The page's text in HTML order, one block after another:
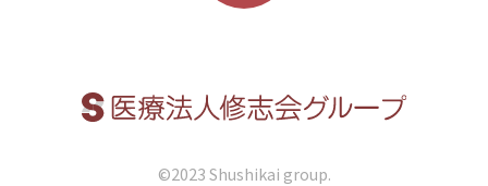
©︎2023 Shushikai group.